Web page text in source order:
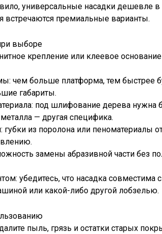
универсальные насадки дешевле в
встречаются премиальные варианты.
выборе
крепление или клеевое
чем больше платформа, тем быстрее
габариты.
под шлифование дерева нужна
— другая специфика.
губки из поролона или пеноматериалы
замены абразивной части без
убедитесь, что насадка совместима
или какой-либо другой лобзелью.
пыль, грязь и остатки старых